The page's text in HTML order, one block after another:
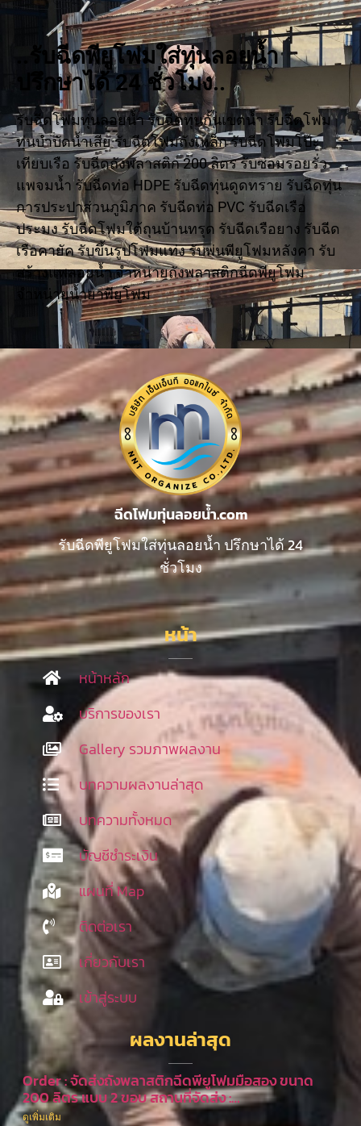
..รับฉีดพียูโฟมใส่ทุ่นลอยน้ำ
ปรึกษาได้ 24 ชั่วโมง..
รับฉีดโฟมทุ่นลอยน้ำ รับฉีดทุ่นกั้นเขตน้ำ รับฉีดโฟม
ทุ่นบำบัดน้ำเสีย รับฉีดโฟมถังเหล็ก รับฉีดโฟมโป๊ะ
เทียบเรือ รับฉีดถังพลาสติก 200 ลิตร รับซ่อมรอยรั่ว
แพจมน้ำ รับฉีดท่อ HDPE รับฉีดทุ่นดูดทราย รับฉีดทุ่น
การประปาส่วนภูมิภาค รับฉีดท่อ PVC รับฉีดเรือ
ประมง รับฉีดโฟมใต้ถุนบ้านทรุด รับฉีดเรือยาง รับฉีด
เรือคายัค รับขึ้นรูปโฟมแท่ง รับพ่นพียูโฟมหลังคา รับ
สร้างแพลอยน้ำ จำหน่ายถังพลาสติกฉีดพียูโฟม
จำหน่ายน้ำยาพียูโฟม
ฉีดโฟมทุ่นลอยน้ำ.com
รับฉีดพียูโฟมใส่ทุ่นลอยน้ำ ปรึกษาได้ 24
ชั่วโมง
หน้า
หน้าหลัก
บริการของเรา
Gallery รวมภาพผลงาน
บทความผลงานล่าสุด
บทความทั้งหมด
บัญชีชำระเงิน
แผนที่ Map
ติดต่อเรา
เกี่ยวกับเรา
เข้าสู่ระบบ
ผลงานล่าสุด
Order : จัดส่งถังพลาสติกฉีดพียูโฟมมือสอง ขนาด
200 ลิตร แบบ 2 ขอบ สถานที่จัดส่ง :…
ดูเพิ่มเติม